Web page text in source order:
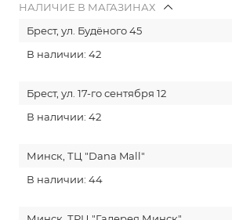
НАЛИЧИЕ В МАГАЗИНАХ
Брест, ул. Будёного 45
В наличии: 42
Брест, ул. 17-го сентября 12
В наличии: 42
Минск, ТЦ "Dana Mall"
В наличии: 44